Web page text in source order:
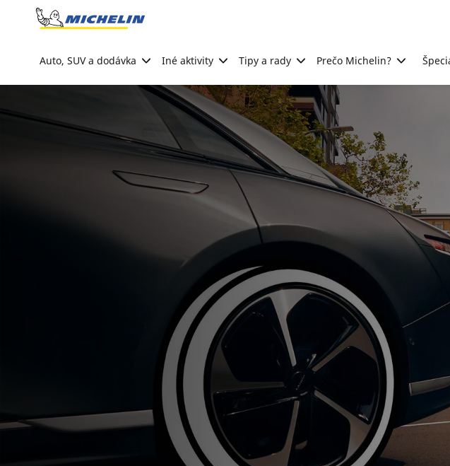
Go to page content
Auto, SUV a dodávka Iné aktivity Tipy a rady Prečo Michelin?